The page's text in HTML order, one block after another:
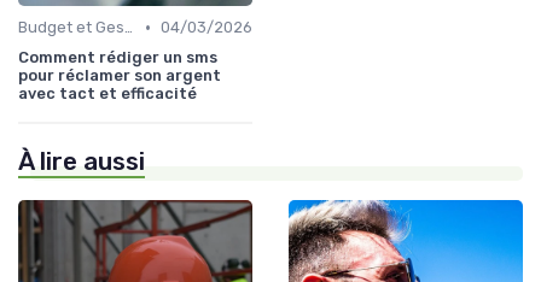
Budget et Gestion des Finances Personnelles • 04/03/2026
Comment rédiger un sms
pour réclamer son argent
avec tact et efficacité
À lire aussi